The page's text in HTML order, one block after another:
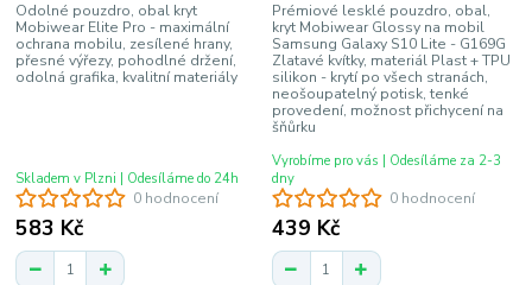
0 hodnocení
Odolné pouzdro, obal kryt
Mobiwear Elite Pro - maximální
ochrana mobilu, zesílené hrany,
přesné výřezy, pohodlné držení,
odolná grafika, kvalitní materiály
583 Kč
Skladem v Plzni | Odesíláme do 24h
0 hodnocení
Prémiové lesklé pouzdro, obal,
kryt Mobiwear Glossy na mobil
Samsung Galaxy S10 Lite - G169G
Zlatavé kvítky, materiál Plast + TPU
silikon - krytí po všech stranách,
neošoupatelný potisk, tenké
provedení, možnost přichycení na
šňůrku
439 Kč
Vyrobíme pro vás | Odesíláme za 2-3
dny